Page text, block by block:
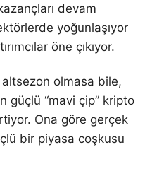
devam
yoğunlaşıyor
öne çıkıyor.
olmasa bile,
güçlü “mavi çip” kripto
Ona göre gerçek
bir piyasa coşkusu